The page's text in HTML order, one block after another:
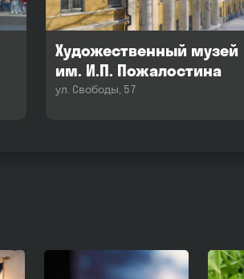
Художественный музей
им. И.П. Пожалостина
ул. Свободы, 57